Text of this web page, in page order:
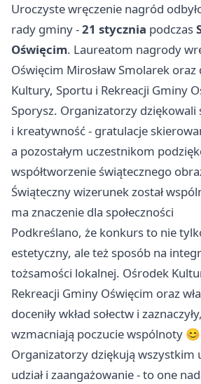
Uroczyste wręczenie nagród
rady gminy -21 stycznia podczas
Oświęcim. Laureatom nagrody
Oświęcim Mirosław Smolarek
Kultury, Sportu i Rekreacji Gminy
Sporysz. Organizatorzy dziękowali
i kreatywność - gratulacje
a pozostałym uczestnikom
współtworzenie świątecznego
Świąteczny wizerunek został
ma znaczenie dla społeczności
Podkreślano, że konkurs to nie
estetyczny, ale też sposób na
tożsamości lokalnej. Ośrodek
Rekreacji Gminy Oświęcim oraz
doceniły wkład sołectw i
wzmacniają poczucie wspólnoty
Organizatorzy dziękują wszystkim
udział i zaangażowanie - to one